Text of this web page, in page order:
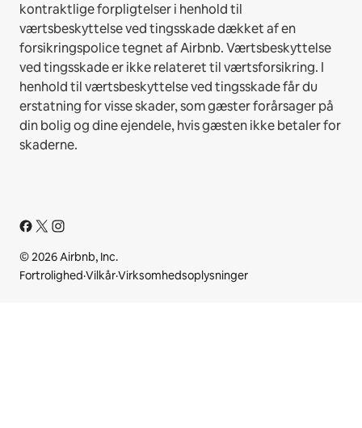
kontraktlige forpligtelser i henhold til
værtsbeskyttelse ved tingsskade dækket af en
forsikringspolice tegnet af Airbnb. Værtsbeskyttelse
ved tingsskade er ikke relateret til værtsforsikring. I
henhold til værtsbeskyttelse ved tingsskade får du
erstatning for visse skader, som gæster forårsager på
din bolig og dine ejendele, hvis gæsten ikke betaler for
skaderne.
© 2026 Airbnb, Inc.
Fortrolighed·Vilkår·Virksomhedsoplysninger